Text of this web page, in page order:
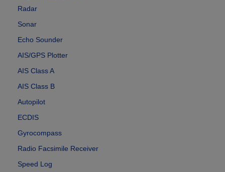
Radar
Sonar
Echo Sounder
AIS/GPS Plotter
AIS Class A
AIS Class B
Autopilot
ECDIS
Gyrocompass
Radio Facsimile Receiver
Speed Log